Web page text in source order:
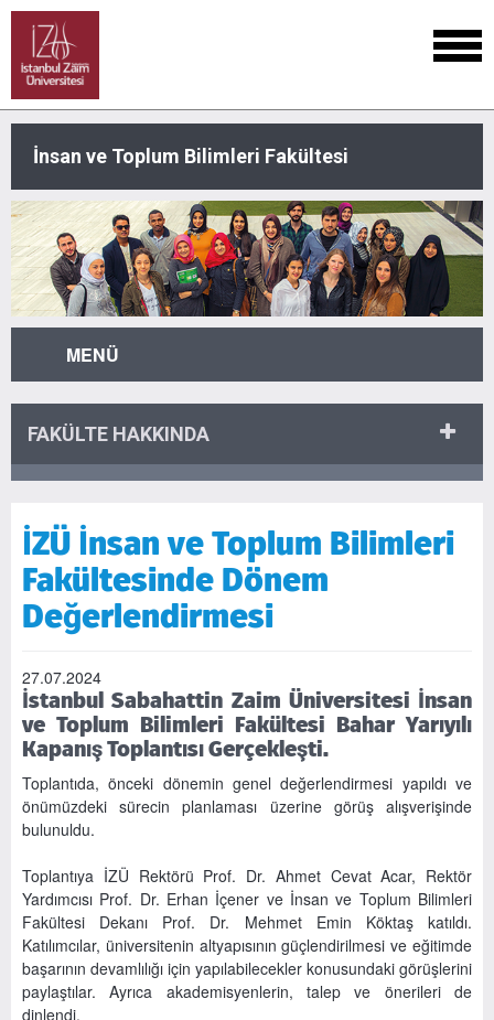
İnsan ve Toplum Bilimleri Fakültesi
MENÜ
FAKÜLTE HAKKINDA
İZÜ İnsan ve Toplum Bilimleri
Fakültesinde Dönem
Değerlendirmesi
27.07.2024
İstanbul Sabahattin Zaim Üniversitesi İnsan
ve Toplum Bilimleri Fakültesi Bahar Yarıyılı
Kapanış Toplantısı Gerçekleşti.
Toplantıda, önceki dönemin genel değerlendirmesi yapıldı ve
önümüzdeki sürecin planlaması üzerine görüş alışverişinde
bulunuldu.
Toplantıya İZÜ Rektörü Prof. Dr. Ahmet Cevat Acar, Rektör
Yardımcısı Prof. Dr. Erhan İçener ve İnsan ve Toplum Bilimleri
Fakültesi Dekanı Prof. Dr. Mehmet Emin Köktaş katıldı.
Katılımcılar, üniversitenin altyapısının güçlendirilmesi ve eğitimde
başarının devamlılığı için yapılabilecekler konusundaki görüşlerini
paylaştılar. Ayrıca akademisyenlerin, talep ve önerileri de
dinlendi.